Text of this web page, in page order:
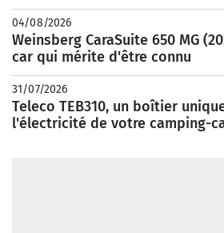
04/08/2026
Weinsberg CaraSuite 650 MG
car qui mérite d'être connu
31/07/2026
Teleco TEB310, un boîtier
l'électricité de votre camping-